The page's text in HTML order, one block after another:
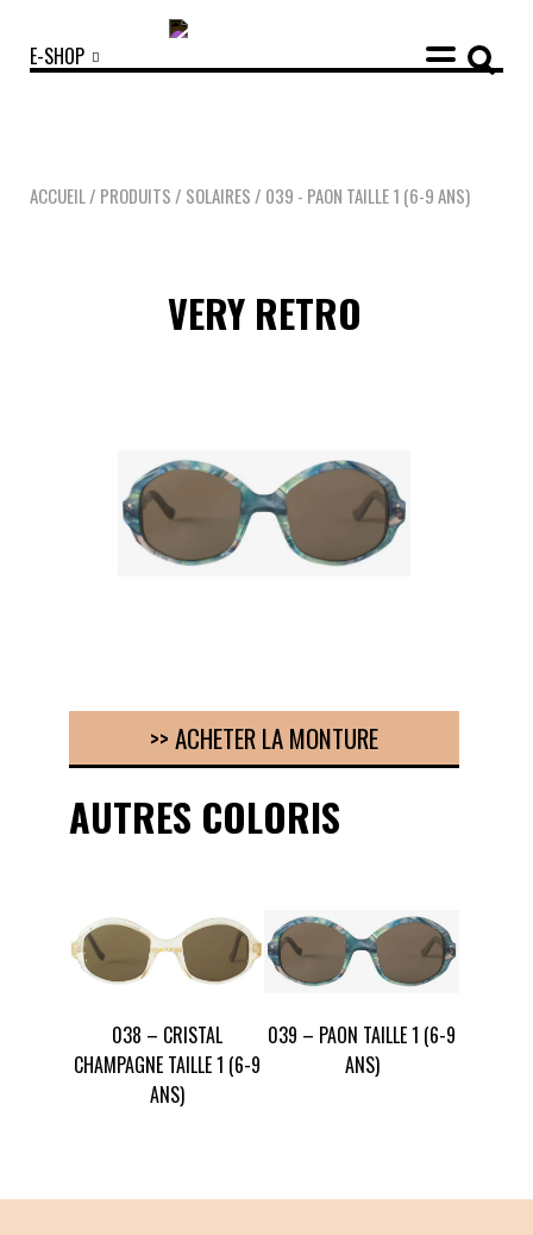
NOUVEAUTÉS OPTIQUES SOLAIRES ACCESSOIRES
LOOKBOOKS
E-SHOP
ACCUEIL / PRODUITS / SOLAIRES / 039 - PAON TAILLE 1 (6-9 ANS)
VERY RETRO
>> ACHETER LA MONTURE
AUTRES COLORIS
038 – CRISTAL
CHAMPAGNE TAILLE 1 (6-9
ANS)
039 – PAON TAILLE 1 (6-9
ANS)